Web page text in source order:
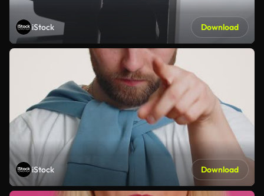
iStock Download
iStock Download